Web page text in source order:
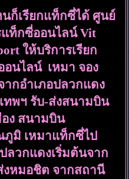
ก็เรียกแท็กซี่ได้ ศูนย์
ท็กซี่ออนไลน์ Vit
ให้บริการเรียก
อนไลน์ เหมา จอง
ากอำเภอปลวกแดง
ทพฯ รับ-ส่งสนามบิน
ง สนามบิน
ภูมิ เหมาแท็กซี่ไป
ลวกแดงเริ่มต้นจาก
งหมอชิต จากสถานี